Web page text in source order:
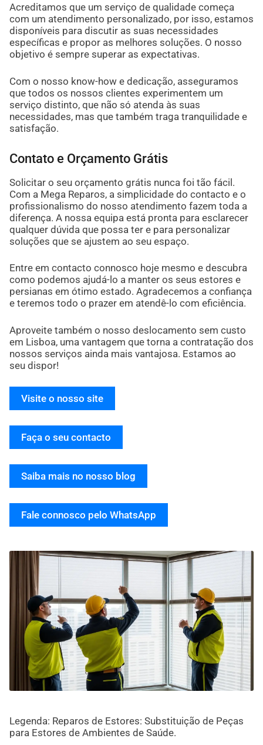
Acreditamos que um serviço de qualidade começa
com um atendimento personalizado, por isso, estamos
disponíveis para discutir as suas necessidades
específicas e propor as melhores soluções. O nosso
objetivo é sempre superar as expectativas.
Com o nosso know-how e dedicação, asseguramos
que todos os nossos clientes experimentem um
serviço distinto, que não só atenda às suas
necessidades, mas que também traga tranquilidade e
satisfação.
Contato e Orçamento Grátis
Solicitar o seu orçamento grátis nunca foi tão fácil.
Com a Mega Reparos, a simplicidade do contacto e o
profissionalismo do nosso atendimento fazem toda a
diferença. A nossa equipa está pronta para esclarecer
qualquer dúvida que possa ter e para personalizar
soluções que se ajustem ao seu espaço.
Entre em contacto connosco hoje mesmo e descubra
como podemos ajudá-lo a manter os seus estores e
persianas em ótimo estado. Agradecemos a confiança
e teremos todo o prazer em atendê-lo com eficiência.
Aproveite também o nosso deslocamento sem custo
em Lisboa, uma vantagem que torna a contratação dos
nossos serviços ainda mais vantajosa. Estamos ao
seu dispor!
Visite o nosso site
Faça o seu contacto
Saiba mais no nosso blog
Fale connosco pelo WhatsApp
Legenda: Reparos de Estores: Substituição de Peças
para Estores de Ambientes de Saúde.